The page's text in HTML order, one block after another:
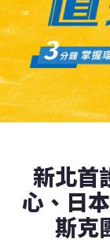
新北首
心、日
斯克